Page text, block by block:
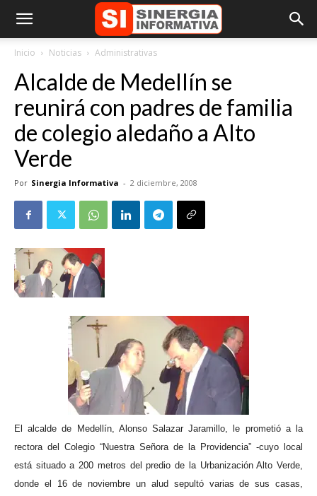
Inicio Noticias Administrativas
Alcalde de Medellín se
reunirá con padres de familia
de colegio aledaño a Alto
Verde
Por Sinergia Informativa - 2 diciembre, 2008
El alcalde de Medellín, Alonso Salazar Jaramillo, le prometió a la
rectora del Colegio “Nuestra Señora de la Providencia” -cuyo local
está situado a 200 metros del predio de la Urbanización Alto Verde,
donde el 16 de noviembre un alud sepultó varias de sus casas,